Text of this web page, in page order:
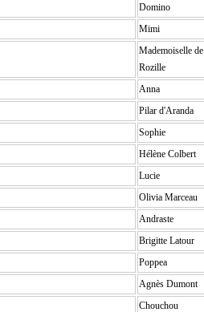
Domino
Mimi
Mademoiselle de
Rozille
Anna
Pilar d'Aranda
Sophie
Hélène Colbert
Lucie
Olivia Marceau
Andraste
Brigitte Latour
Poppea
Agnès Dumont
Chouchou